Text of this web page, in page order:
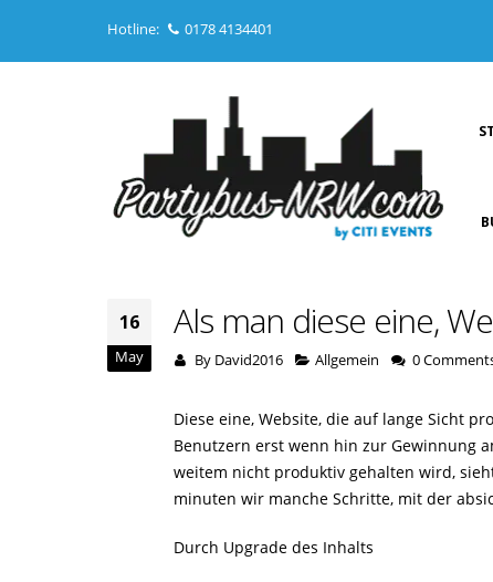
Hotline: 0178 4134401
16
May
Als man diese eine,
By David2016 Allgemein 0
Diese eine, Website, die auf lange Sicht
Benutzern erst wenn hin zur Gewinnung
weitem nicht produktiv gehalten wird,
minuten wir manche Schritte, mit der
Durch Upgrade des Inhalts